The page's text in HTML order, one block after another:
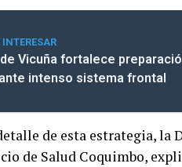
INTERESAR
de Vicuña fortalece
intenso sistema frontal
de esta estrategia, la
de Salud Coquimbo,